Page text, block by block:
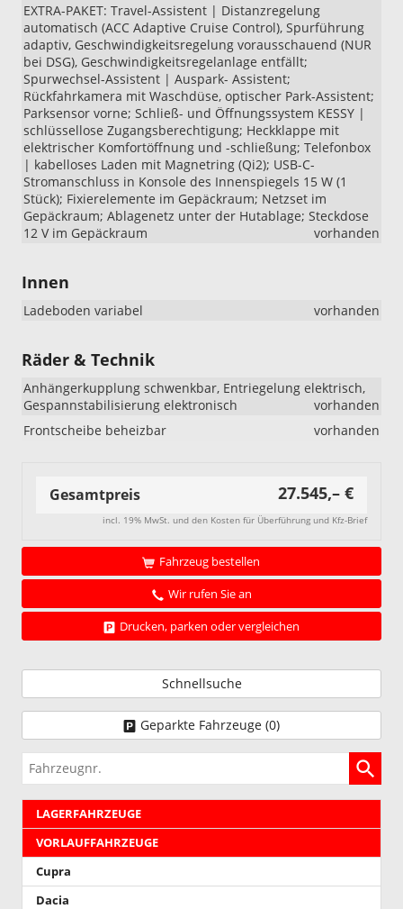
EXTRA-PAKET: Travel-Assistent | Distanzregelung
automatisch (ACC Adaptive Cruise Control), Spurführung
adaptiv, Geschwindigkeitsregelung vorausschauend (NUR
bei DSG), Geschwindigkeitsregelanlage entfällt;
Spurwechsel-Assistent | Auspark- Assistent;
Rückfahrkamera mit Waschdüse, optischer Park-Assistent;
Parksensor vorne; Schließ- und Öffnungssystem KESSY |
schlüssellose Zugangsberechtigung; Heckklappe mit
elektrischer Komfortöffnung und -schließung; Telefonbox
| kabelloses Laden mit Magnetring (Qi2); USB-C-
Stromanschluss in Konsole des Innenspiegels 15 W (1
Stück); Fixierelemente im Gepäckraum; Netzset im
Gepäckraum; Ablagenetz unter der Hutablage; Steckdose
12 V im Gepäckraum
vorhanden
Innen
Ladeboden variabel vorhanden
Räder & Technik
Anhängerkupplung schwenkbar, Entriegelung elektrisch,
Gespannstabilisierung elektronisch
vorhanden
Frontscheibe beheizbar
vorhanden
Gesamtpreis 27.545,– €
incl. 19% MwSt. und den Kosten für Überführung und Kfz-Brief
Fahrzeug bestellen
Wir rufen Sie an
Drucken, parken oder vergleichen
Schnellsuche
Geparkte Fahrzeuge (0)
Fahrzeugnr.
LAGERFAHRZEUGE
VORLAUFFAHRZEUGE
Cupra
Dacia